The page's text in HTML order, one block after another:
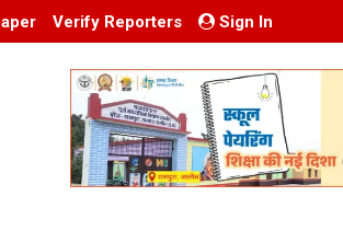
Verify Reporters Sign In